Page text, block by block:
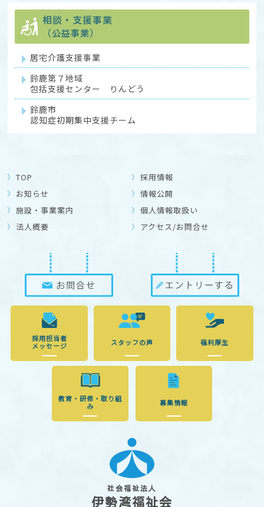
相談・支援事業
（公益事業）
居宅介護支援事業
鈴鹿第７地域
包括支援センター りんどう
鈴鹿市
認知症初期集中支援チーム
TOP
採用情報
お知らせ
情報公開
施設・事業案内
個人情報取扱い
法人概要
アクセス/お問合せ
採用担当者
メッセージ
スタッフの声 福利厚生
教育・研修・取り組
み
募集情報
社会福祉法人
伊勢湾福祉会